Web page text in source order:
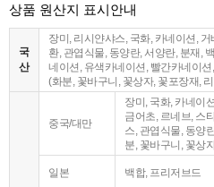
상품 원산지 표시안내
국
산
장미, 리시얀샤스, 국화, 카네이션,
환, 관엽식물, 동양란, 서양란, 분재,
네이션, 유색카네이션, 빨간카네이
(화분, 꽃바구니, 꽃상자, 꽃포장재,
중국/대만
장미, 국화, 카네이
금어초, 르네브, 스
스, 관엽식물, 동양
분, 꽃바구니, 꽃상
일본 백합, 프리저브드